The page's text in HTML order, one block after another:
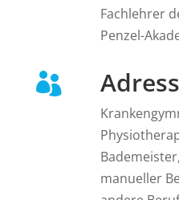
Fachlehrer
Penzel-

manueller